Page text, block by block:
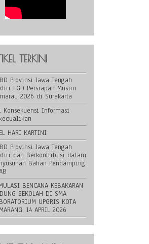
TERKINI
Provinsi Jawa Tengah
FGD Persiapan Musim
2026 di Surakarta
Konsekuensi Informasi
HARI KARTINI
Provinsi Jawa Tengah
dan Berkontribusi dalam
Bahan Pendamping
BENCANA KEBAKARAN
SEKOLAH DI SMA
UPGRIS KOTA
14 APRIL 2026